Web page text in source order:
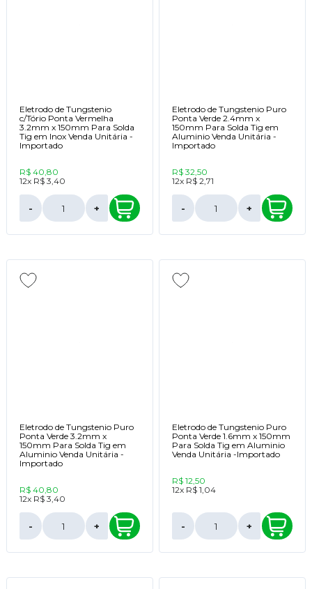
Eletrodo de Tungstenio
c/Tório Ponta Vermelha
3.2mm x 150mm Para Solda
Tig em Inox Venda Unitária -
Importado
R$ 40,80
12x R$ 3,40
- +
Eletrodo de Tungstenio Puro
Ponta Verde 2.4mm x
150mm Para Solda Tig em
Aluminio Venda Unitária -
Importado
R$ 32,50
12x R$ 2,71
- +
Eletrodo de Tungstenio Puro
Ponta Verde 3.2mm x
150mm Para Solda Tig em
Aluminio Venda Unitária -
Importado
R$ 40,80
12x R$ 3,40
- +
Eletrodo de Tungstenio Puro
Ponta Verde 1.6mm x 150mm
Para Solda Tig em Aluminio
Venda Unitária -Importado
R$ 12,50
12x R$ 1,04
- +